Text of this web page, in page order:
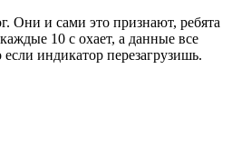
Они и сами это признают, ребята
10 с охает, а данные все
индикатор перезагрузишь.